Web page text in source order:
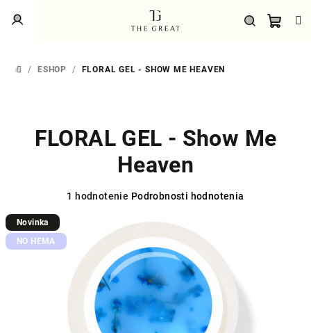
Prihlásenie
DOMOV
/ ESHOP / FLORAL GEL - SHOW ME HEAVEN
FLORAL GEL - Show Me
Heaven
Priemerné
je
hviezdičiek.
1 hodnotenie Podrobnosti hodnotenia
Novinka
NO HEMA